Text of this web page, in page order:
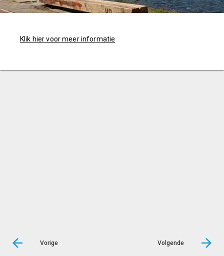
Klik hier voor meer informatie
Vorige Volgende